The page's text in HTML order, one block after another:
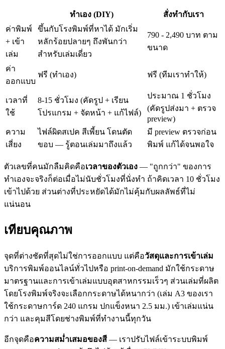
ทำเอง (DIY)
สั่งทำกับเรา
ค่าพิมพ์
+ เข้า
เล่ม
ขึ้นกับโรงพิมพ์ที่หาได้ มักเริ่ม
หลักร้อยปลายๆ ถึงพันกว่า
สำหรับเล่มเดี่ยว
790 - 2,490 บาท ตาม
ขนาด
ค่า
ออกแบบ
ฟรี (ทำเอง) ฟรี (ทีมเราทำให้)
เวลาที่
ใช้
8-15 ชั่วโมง (คัดรูป + เรียน
โปรแกรม + จัดหน้า + แก้ไฟล์)
ประมาณ 1 ชั่วโมง
(คัดรูปส่งมา + ตรวจ
preview)
ความ
เสี่ยง
ไฟล์ผิดสเปค สีเพี้ยน โดนตัด
ขอบ — รู้ตอนเล่มมาถึงแล้ว
มี preview ตรวจก่อน
พิมพ์ แก้ได้จนพอใจ
ตัวเลขที่คนมักลืมคิดคือเวลาของตัวเอง — "ถูกกว่า" ของการ
ทำเองจะจริงก็ต่อเมื่อไม่นับชั่วโมงที่นั่งทำ ถ้าคิดเวลา 10 ชั่วโมง
เข้าไปด้วย ส่วนต่างที่ประหยัดได้มักไม่คุ้มกับผลลัพธ์ที่ไม่
แน่นอน
เทียบคุณภาพ
จุดที่ต่างชัดที่สุดไม่ใช่การออกแบบ แต่คือวัสดุและการเข้าเล่ม
บริการพิมพ์ออนไลน์ทั่วไปหรือ print-on-demand มักใช้กระดาษ
มาตรฐานและการเข้าเล่มแบบอุตสาหกรรมเร็วๆ ส่วนเล่มที่ผลิต
โดยโรงพิมพ์จริงจะเลือกกระดาษได้หนากว่า (เล่ม A3 ของเรา
ใช้กระดาษการ์ด 240 แกรม ปกแข็งหนา 2.5 มม.) เข้าเล่มแน่น
กว่า และคุมสีโดยช่างพิมพ์ที่ทำงานนี้ทุกวัน
อีกจุดคือความสม่ำเสมอของสี — เราปรับไฟล์เข้าระบบพิมพ์